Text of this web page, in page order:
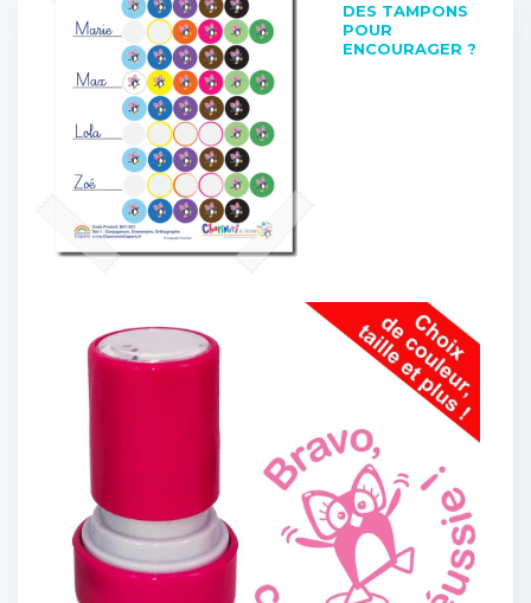
DES TAMPONS
POUR
ENCOURAGER ?